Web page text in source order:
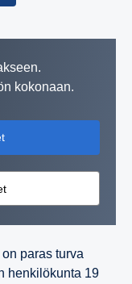
kokonaan.
paras turva
henkilökunta 19